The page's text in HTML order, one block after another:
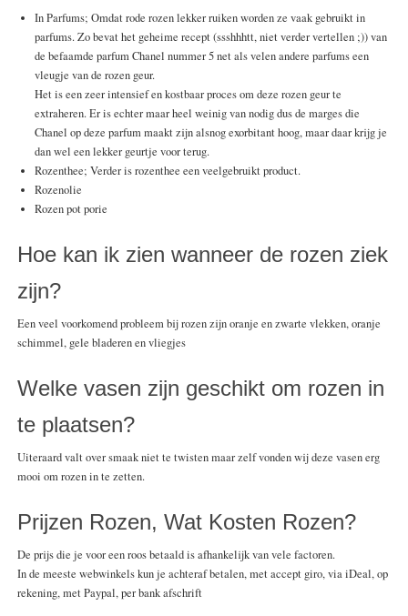
In Parfums; Omdat rode rozen lekker ruiken worden ze vaak gebruikt in
parfums. Zo bevat het geheime recept (ssshhhtt, niet verder vertellen ;)) van
de befaamde parfum Chanel nummer 5 net als velen andere parfums een
vleugje van de rozen geur.
Het is een zeer intensief en kostbaar proces om deze rozen geur te
extraheren. Er is echter maar heel weinig van nodig dus de marges die
Chanel op deze parfum maakt zijn alsnog exorbitant hoog, maar daar krijg je
dan wel een lekker geurtje voor terug.
Rozenthee; Verder is rozenthee een veelgebruikt product.
Rozenolie
Rozen pot porie
Hoe kan ik zien wanneer de rozen ziek
zijn?
Een veel voorkomend probleem bij rozen zijn oranje en zwarte vlekken, oranje
schimmel, gele bladeren en vliegjes
Welke vasen zijn geschikt om rozen in
te plaatsen?
Uiteraard valt over smaak niet te twisten maar zelf vonden wij deze vasen erg
mooi om rozen in te zetten.
Prijzen Rozen, Wat Kosten Rozen?
De prijs die je voor een roos betaald is afhankelijk van vele factoren.
In de meeste webwinkels kun je achteraf betalen, met accept giro, via iDeal, op
rekening, met Paypal, per bank afschrift